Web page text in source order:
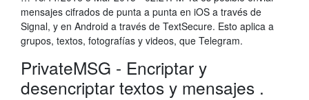
mensajes cifrados de punta a punta en iOS a través de
Signal, y en Android a través de TextSecure. Esto aplica a
grupos, textos, fotografías y videos, que Telegram.
PrivateMSG - Encriptar y
desencriptar textos y mensajes .